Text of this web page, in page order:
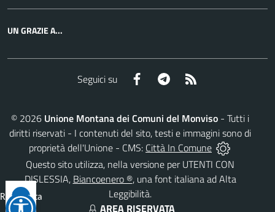
UN GRAZIE A...
Seguici su Facebook Telegram
© 2026 Unione Montana dei Comuni del Monviso - Tutti i
diritti riservati - I contenuti del sito, testi e immagini sono di
proprietà dell'Unione - CMS: Città In Comune
Questo sito utilizza, nella versione per UTENTI CON
DISLESSIA, Biancoenero ®, una font italiana ad Alta
Leggibilità.
AREA RISERVATA
Reimposta
tutto